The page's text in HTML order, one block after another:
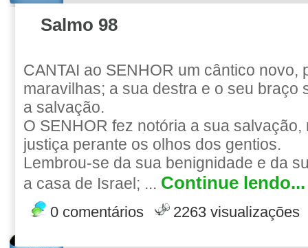
Salmo 98
CANTAI ao SENHOR um cântico novo,
maravilhas; a sua destra e o seu braço
a salvação.
O SENHOR fez notória a sua salvação,
justiça perante os olhos dos gentios.
Lembrou-se da sua benignidade e da
a casa de Israel; ... Continue lendo...
0 comentários 2263 visualizações